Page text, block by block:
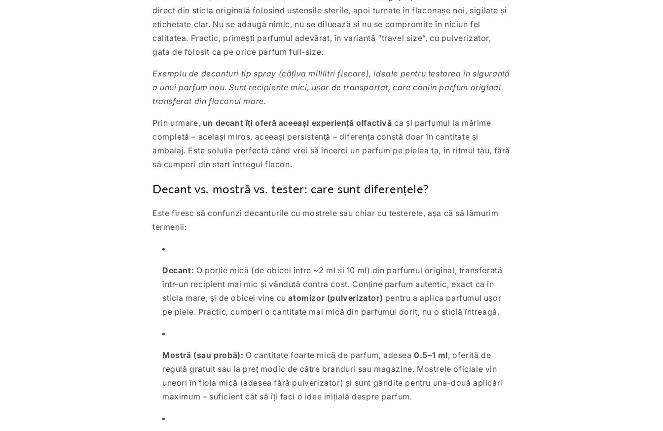
direct din sticla originală folosind ustensile sterile, apoi turnate în flaconașe noi, sigilate și
etichetate clar. Nu se adaugă nimic, nu se diluează și nu se compromite în niciun fel
calitatea. Practic, primești parfumul adevărat, în variantă “travel size”, cu pulverizator,
gata de folosit ca pe orice parfum full-size.
Exemplu de decanturi tip spray (câțiva mililitri fiecare), ideale pentru testarea în siguranță
a unui parfum nou. Sunt recipiente mici, ușor de transportat, care conțin parfum original
transferat din flaconul mare.
Prin urmare, un decant îți oferă aceeași experiență olfactivă ca și parfumul la mărime
completă – același miros, aceeași persistență – diferența constă doar în cantitate și
ambalaj. Este soluția perfectă când vrei să încerci un parfum pe pielea ta, în ritmul tău, fără
să cumperi din start întregul flacon.
Decant vs. mostră vs. tester: care sunt diferențele?
Este firesc să confunzi decanturile cu mostrele sau chiar cu testerele, așa că să lămurim
termenii:
Decant: O porție mică (de obicei între ~2 ml și 10 ml) din parfumul original, transferată
într-un recipient mai mic și vândută contra cost. Conține parfum autentic, exact ca în
sticla mare, și de obicei vine cuatomizor (pulverizator) pentru a aplica parfumul ușor
pe piele. Practic, cumperi o cantitate mai mică din parfumul dorit, nu o sticlă întreagă.
Mostră (sau probă): O cantitate foarte mică de parfum, adesea0.5–1 ml, oferită de
regulă gratuit sau la preț modic de către branduri sau magazine. Mostrele oficiale vin
uneori în fiola mică (adesea fără pulverizator) și sunt gândite pentru una-două aplicări
maximum – suficient cât să îți faci o idee inițială despre parfum.